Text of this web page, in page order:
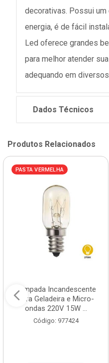
decorativas. Possui um
energia, é de fácil
Led oferece grandes
para melhor atender
adequando em
Dados Técnicos
Produtos Relacionados
PASTA VERMELHA
Lâmpada Incandescente
para Geladeira e Micro-
ondas 220V 15W ...
Código: 977424